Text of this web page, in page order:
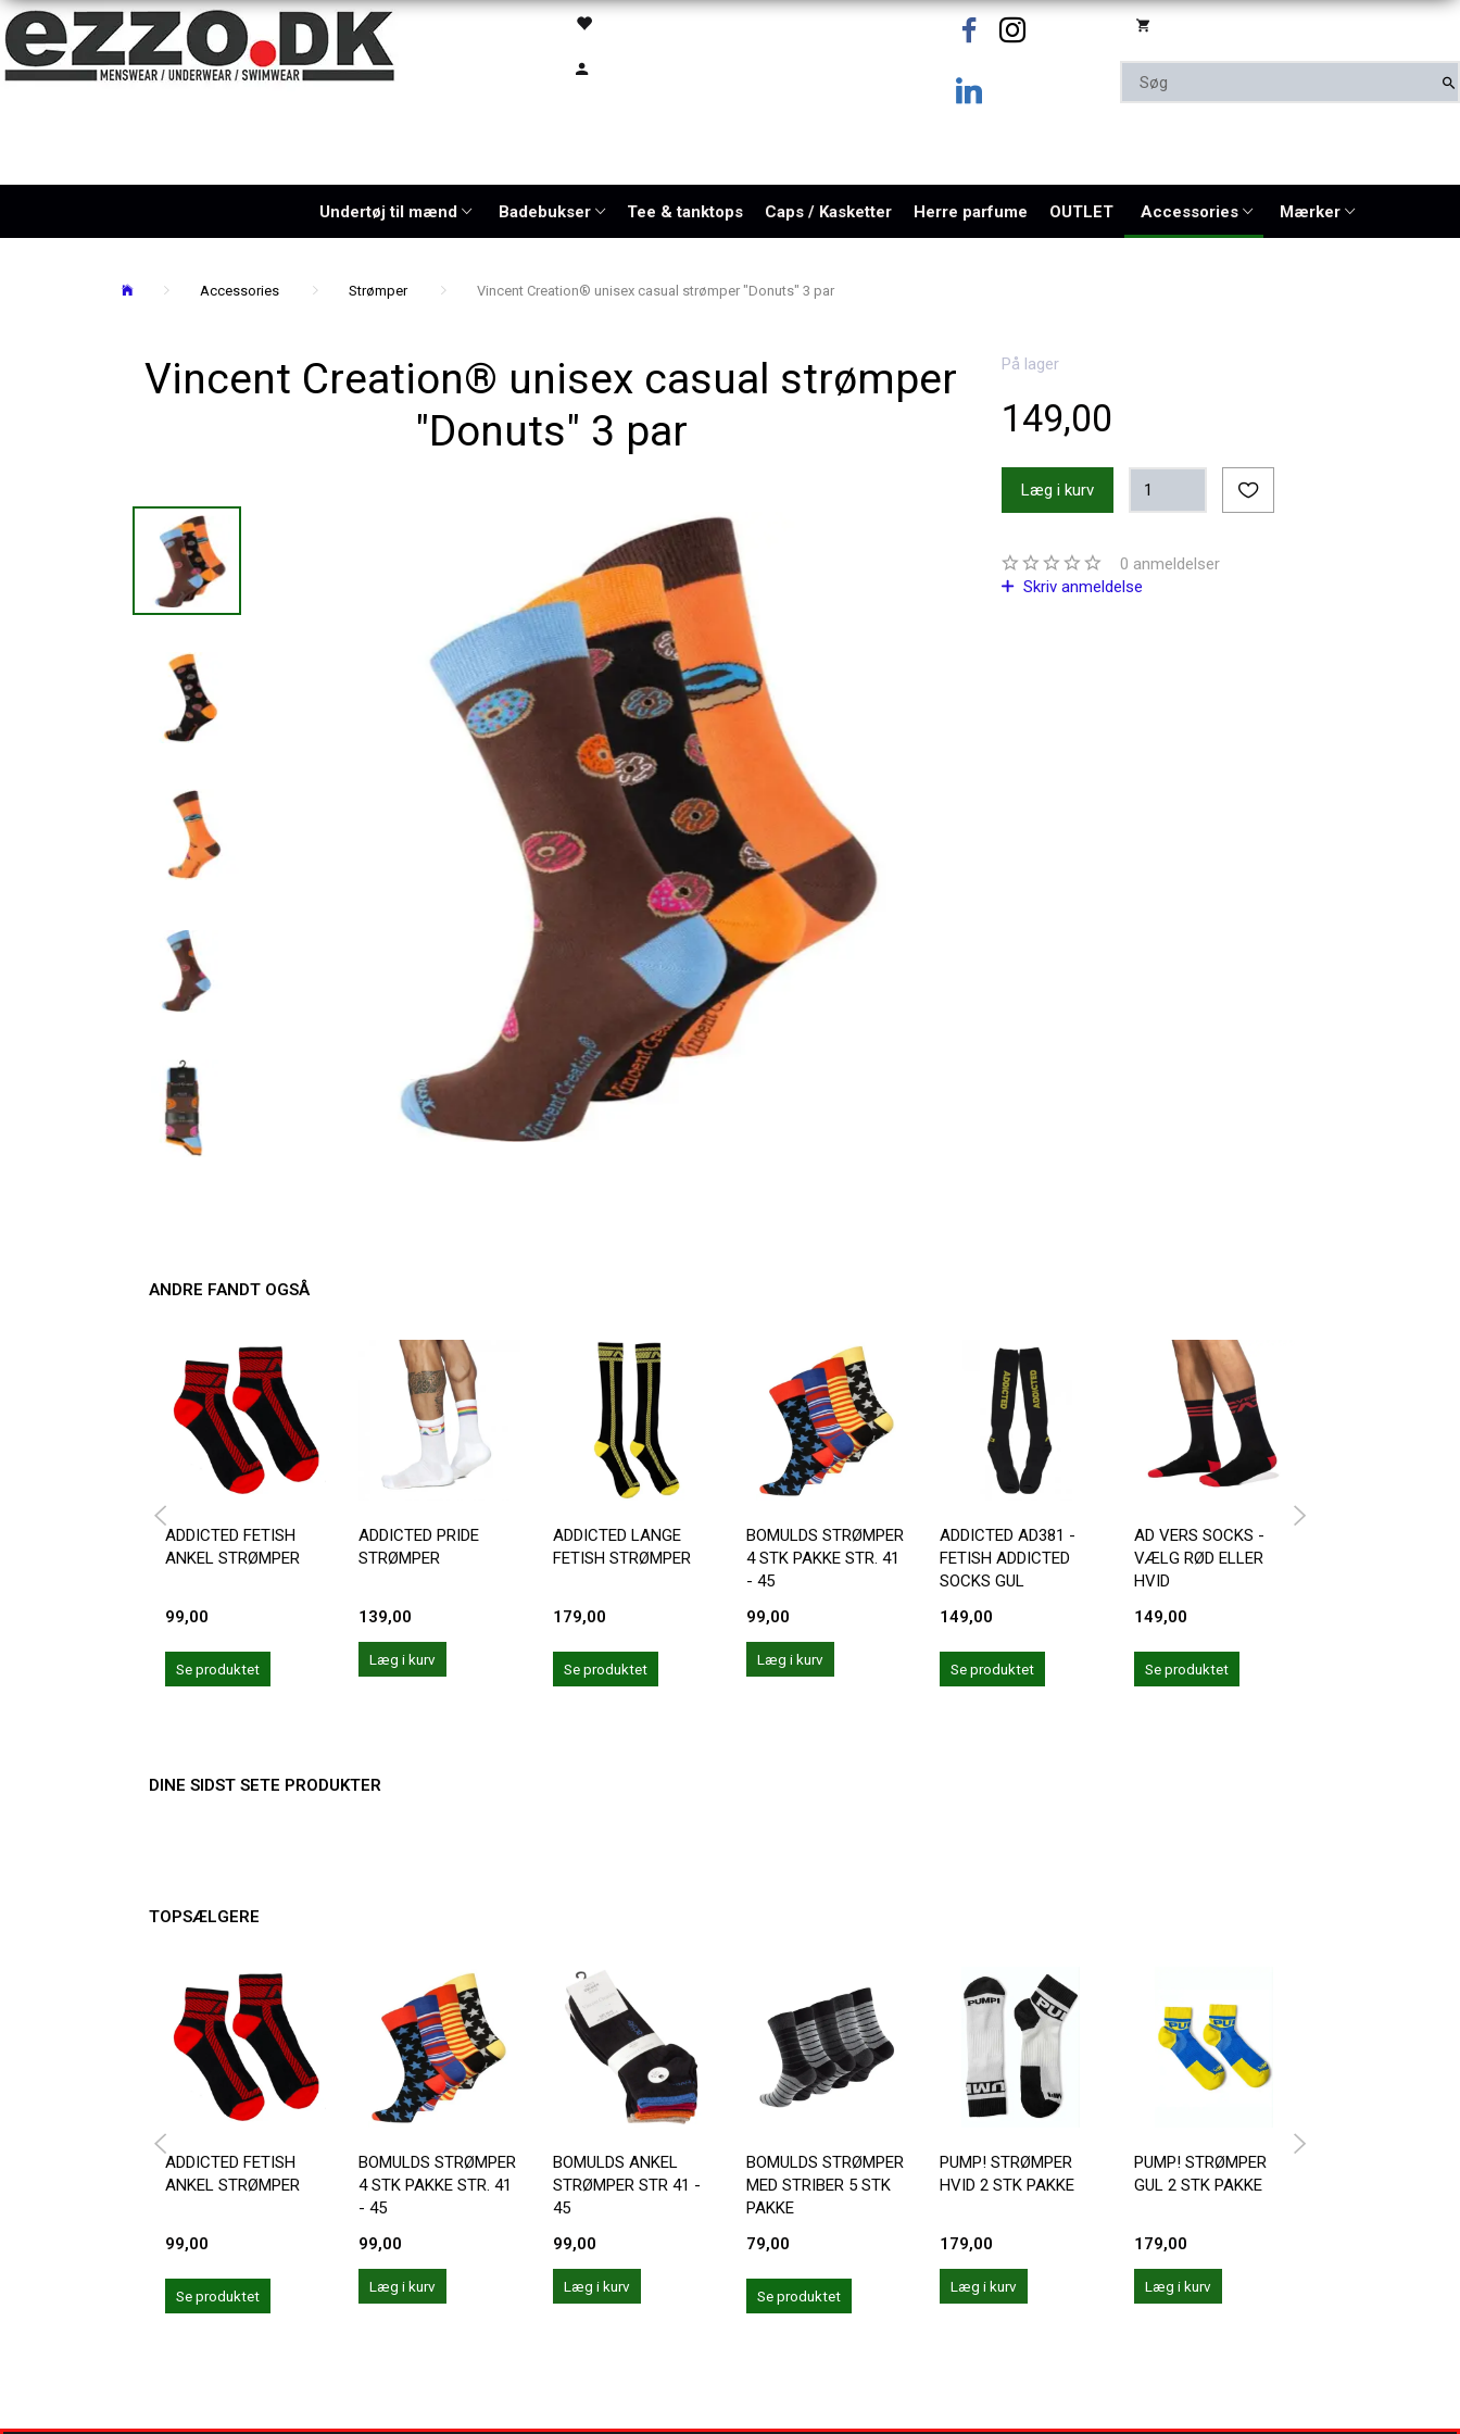
Undertøj til mænd Badebukser Tee & tanktops Caps / Kasketter Herre parfume OUTLET Accessories Mærker
Accessories Strømper Vincent Creation® unisex casual strømper "Donuts" 3 par
Vincent Creation® unisex casual strømper
"Donuts" 3 par
På lager
149,00
Læg i kurv
0 anmeldelser
Skriv anmeldelse
ANDRE FANDT OGSÅ
ADDICTED FETISH
ANKEL STRØMPER
99,00
Se produktet
ADDICTED PRIDE
STRØMPER
139,00
Læg i kurv
ADDICTED LANGE
FETISH STRØMPER
179,00
Se produktet
BOMULDS STRØMPER
4 STK PAKKE STR. 41
- 45
99,00
Læg i kurv
ADDICTED AD381 -
FETISH ADDICTED
SOCKS GUL
149,00
Se produktet
AD VERS SOCKS -
VÆLG RØD ELLER
HVID
149,00
Se produktet
DINE SIDST SETE PRODUKTER
TOPSÆLGERE
ADDICTED FETISH
ANKEL STRØMPER
99,00
Se produktet
BOMULDS STRØMPER
4 STK PAKKE STR. 41
- 45
99,00
Læg i kurv
BOMULDS ANKEL
STRØMPER STR 41 -
45
99,00
Læg i kurv
BOMULDS STRØMPER
MED STRIBER 5 STK
PAKKE
79,00
Se produktet
PUMP! STRØMPER
HVID 2 STK PAKKE
179,00
Læg i kurv
PUMP! STRØMPER
GUL 2 STK PAKKE
179,00
Læg i kurv